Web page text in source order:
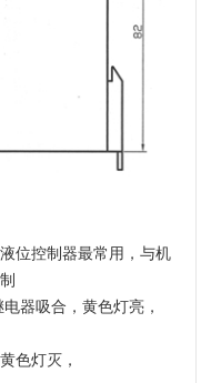
位控制器最常用，与机
器吸合，黄色灯亮，
色灯灭，